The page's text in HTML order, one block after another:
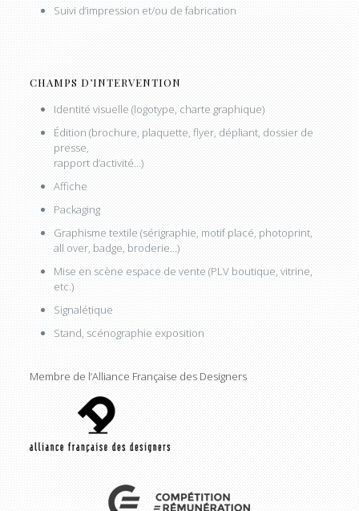
Suivi d’impression et/ou de fabrication
CHAMPS D’INTERVENTION
Identité visuelle (logotype, charte graphique)
Édition (brochure, plaquette, flyer, dépliant, dossier de
presse,
rapport d’activité…)
Affiche
Packaging
Graphisme textile (sérigraphie, motif placé, photoprint,
all over, badge, broderie…)
Mise en scène espace de vente (PLV boutique, vitrine,
etc.)
Signalétique
Stand, scénographie exposition
Membre de l’Alliance Française des Designers